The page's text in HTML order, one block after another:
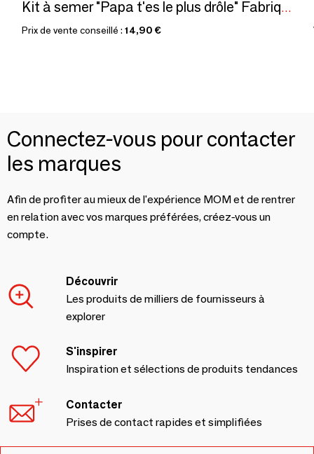
Kit à semer "Papa t'es le plus drôle" Fabriqué en France
Prix de vente conseillé : 14,90 €
Connectez-vous pour contacter
les marques
Afin de profiter au mieux de l'expérience MOM et de rentrer
en relation avec vos marques préférées, créez-vous un
compte.
Découvrir
Les produits de milliers de fournisseurs à
explorer
S'inspirer
Inspiration et sélections de produits tendances
Contacter
Prises de contact rapides et simplifiées